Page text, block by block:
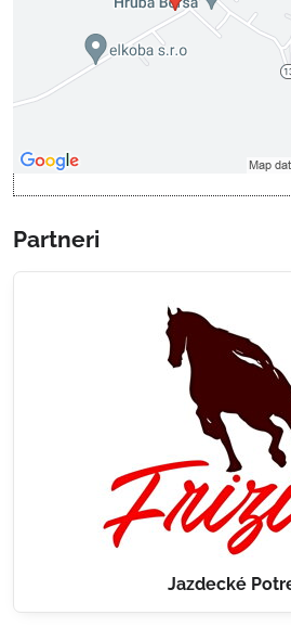
Povoliť tentokrát
Povoliť a zapamätať - súhlas s
Partneri
Jazdecké